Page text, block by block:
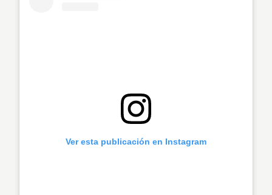
Ver esta publicación en Instagram